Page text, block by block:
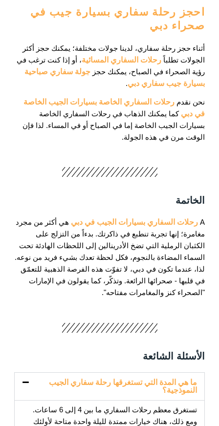
احجز رحلة سفاري بسيارة جيب في
صحراء دبي
أثناء حجز رحلة سفاري، لدينا جولات مختلفة؛ يمكنك حجز أكثر
الجولات تطلباً رحلات السفاري المسائية، أو إذا كنت ترغب في
رؤية الصحراء في الصباح، يمكنك حجز جولة سفاري صباحية
بسيارة جيب سفاري دبي.
نحن نقدم رحلات السفاري الخاصة بسيارات الجيب الخاصة
في دبي كما يمكنك الذهاب في رحلات السفاري الخاصة
بسيارات الجيب الخاصة إما في الصباح أو في المساء. لذا فإن
الوقت مرن في هذه الجولة.
الخاتمة
A رحلات السفاري بسيارات الجيب في دبي هي أكثر من مجرد
مغامرة؛ إنها تجربة تنطبع في ذاكرتك. بدءاً من التزلج على
الكثبان الرملية التي تضخ الأدرينالين إلى اللحظات الهادئة تحت
السماء المضاءة بالنجوم، فكل لحظة تعدك بشيء فريد من نوعه.
لذا، عندما تكون في دبي، لا تفوّت هذه الفرصة الذهبية للتعمّق
في قلبها - صحرائها الرائعة. وتذكّر، كما يقولون في الإمارات
"الصحراء كنز والمغامرات مفتاحه".
الأسئلة الشائعة
ما هي المدة التي تستغرقها رحلة سفاري الجيب
النموذجية؟
تستغرق معظم رحلات السفاري ما بين 4 إلى 6 ساعات.
ومع ذلك، هناك خيارات ممتدة لليلة واحدة متاحة لأولئك